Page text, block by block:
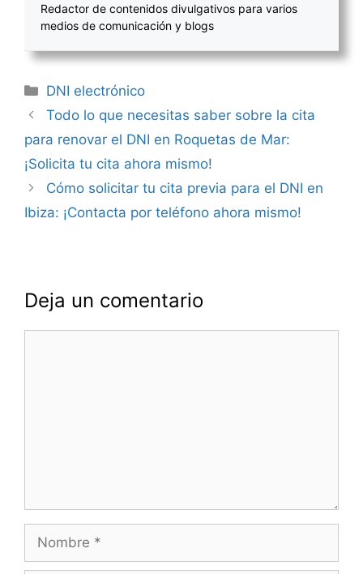
Redactor de contenidos divulgativos para varios
medios de comunicación y blogs
Categorías
DNI electrónico
Navegación
entradas
Todo lo que necesitas saber sobre la cita
para renovar el DNI en Roquetas de Mar:
¡Solicita tu cita ahora mismo!
Cómo solicitar tu cita previa para el DNI en
Ibiza: ¡Contacta por teléfono ahora mismo!
Deja un comentario